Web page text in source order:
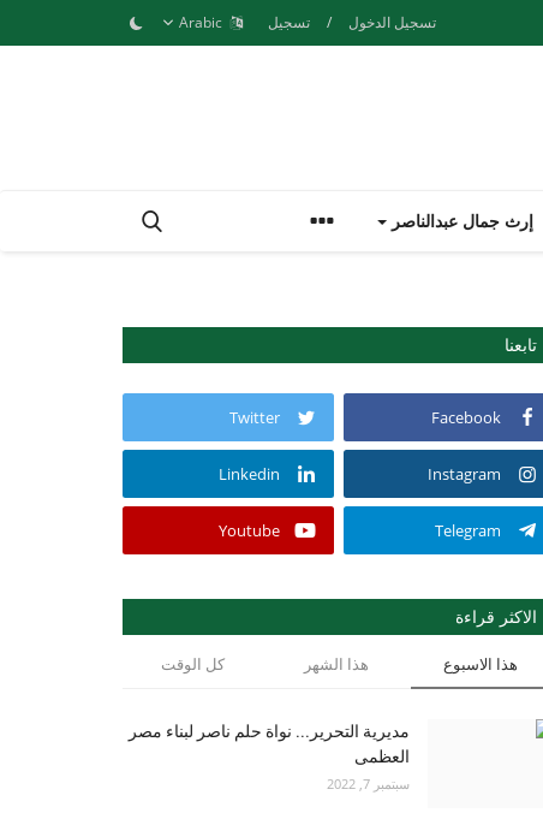
تسجيل الدخول / تسجيل
إرث جمال عبدالناصر
تابعنا
Facebook
Twitter
Instagram
Linkedin
Telegram
Youtube
الاكثر قراءة
هذا الاسبوع هذا الشهر كل الوقت
مديرية التحرير... نواة حلم ناصر لبناء مصر
العظمى
سبتمبر 7, 2022